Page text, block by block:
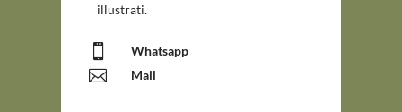
illustrati.
 Whatsapp
 Mail